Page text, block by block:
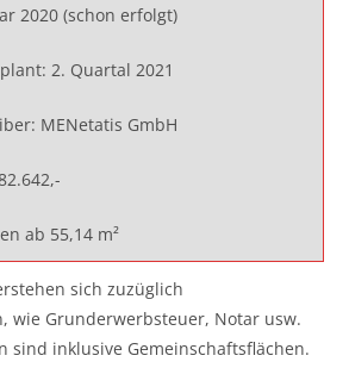
2020 (schon erfolgt)
2. Quartal 2021
MENetatis GmbH
ab 55,14 m²
sich zuzüglich
wie Grunderwerbsteuer, Notar usw.
sind inklusive Gemeinschaftsflächen.